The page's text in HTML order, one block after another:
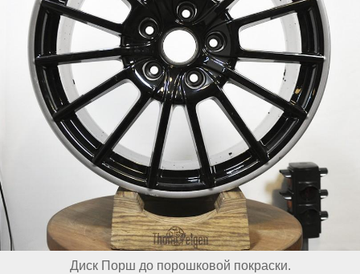
Диск Порш до порошковой покраски.